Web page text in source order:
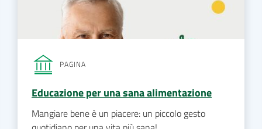
PAGINA
Educazione per una sana alimentazione
Mangiare bene è un piacere: un piccolo gesto